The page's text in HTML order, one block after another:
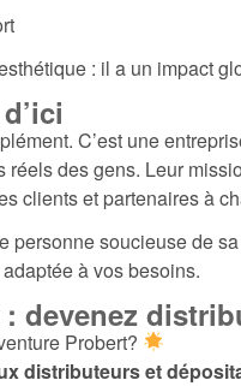
: il a un impact
C’est une
des gens. Leur
clients et partenaires à
soucieuse de
à vos besoins.
devenez
Probert?
distributeurs et